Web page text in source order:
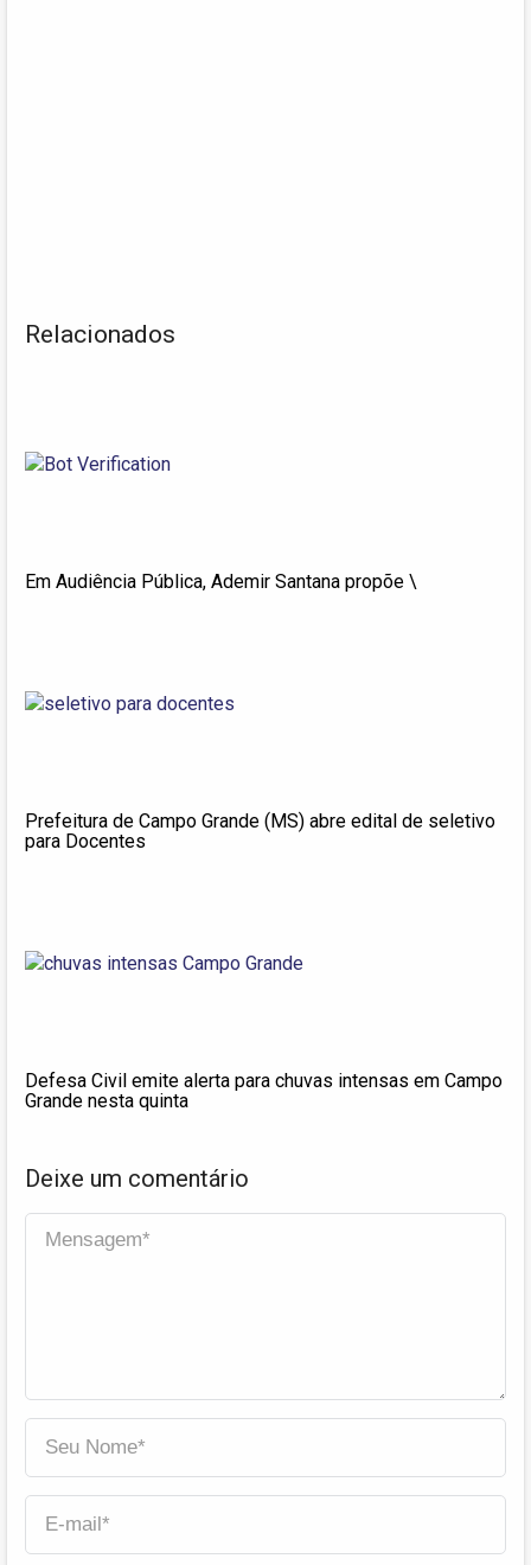
Relacionados
Em Audiência Pública, Ademir Santana propõe \
Prefeitura de Campo Grande (MS) abre edital de seletivo
para Docentes
Defesa Civil emite alerta para chuvas intensas em Campo
Grande nesta quinta
Deixe um comentário